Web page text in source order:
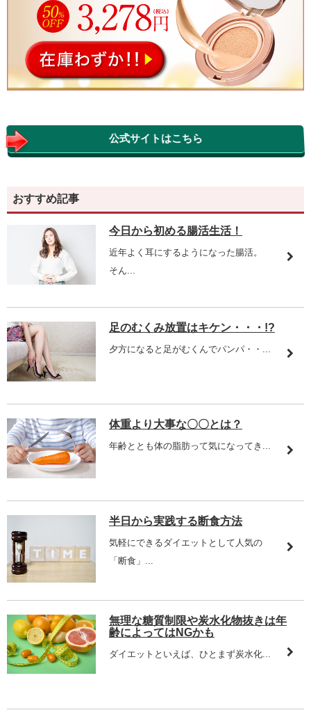
公式サイトはこちら
おすすめ記事
今日から初める腸活生活！
近年よく耳にするようになった腸活。
そん...
足のむくみ放置はキケン・・・!?
夕方になると足がむくんでパンパ・・...
体重より大事な〇〇とは？
年齢ととも体の脂肪って気になってき...
半日から実践する断食方法
気軽にできるダイエットとして人気の
「断食」...
無理な糖質制限や炭水化物抜きは年
齢によってはNGかも
ダイエットといえば、ひとまず炭水化...